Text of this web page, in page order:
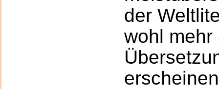
der
wohl